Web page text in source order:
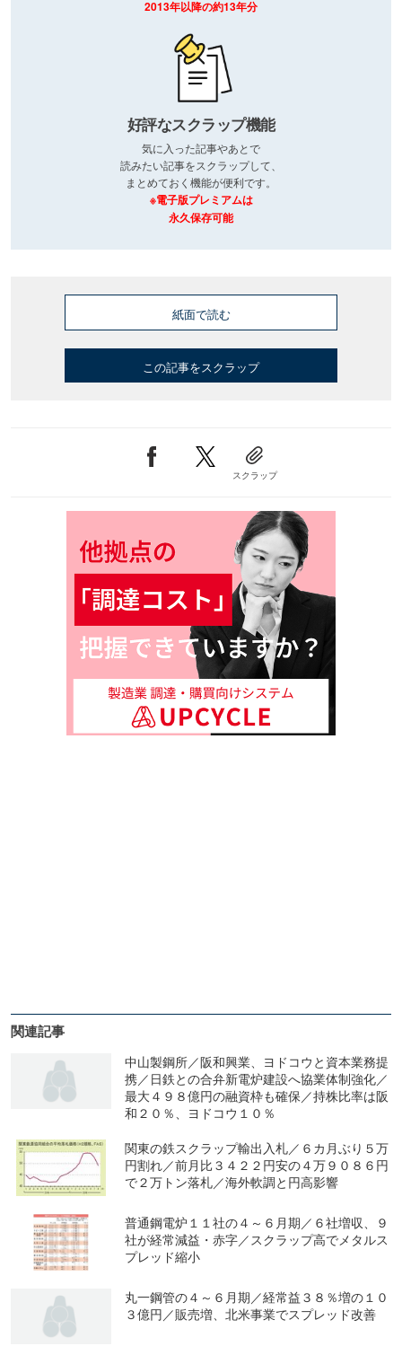
2013年以降の約13年分
好評なスクラップ機能
気に入った記事やあとで
読みたい記事をスクラップして、
まとめておく機能が便利です。
※電子版プレミアムは
永久保存可能
紙面で読む
この記事をスクラップ
スクラップ
関連記事
中山製鋼所／阪和興業、ヨドコウと資本業務提
携／日鉄との合弁新電炉建設へ協業体制強化／
最大４９８億円の融資枠も確保／持株比率は阪
和２０％、ヨドコウ１０％
関東の鉄スクラップ輸出入札／６カ月ぶり５万
円割れ／前月比３４２２円安の４万９０８６円
で２万トン落札／海外軟調と円高影響
普通鋼電炉１１社の４～６月期／６社増収、９
社が経常減益・赤字／スクラップ高でメタルス
プレッド縮小
丸一鋼管の４～６月期／経常益３８％増の１０
３億円／販売増、北米事業でスプレッド改善